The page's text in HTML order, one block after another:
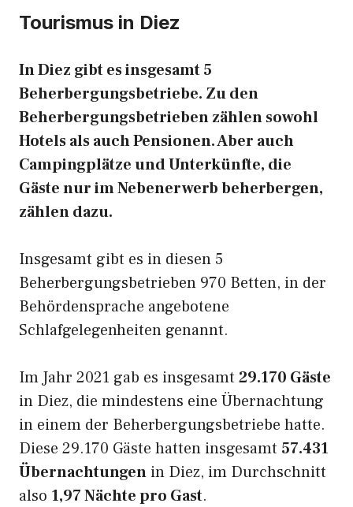
Tourismus in Diez
In Diez gibt es insgesamt 5
Beherbergungsbetriebe. Zu den
Beherbergungsbetrieben zählen sowohl
Hotels als auch Pensionen. Aber auch
Campingplätze und Unterkünfte, die
Gäste nur im Nebenerwerb beherbergen,
zählen dazu.
Insgesamt gibt es in diesen 5
Beherbergungsbetrieben 970 Betten, in der
Behördensprache angebotene
Schlafgelegenheiten genannt.
Im Jahr 2021 gab es insgesamt 29.170 Gäste
in Diez, die mindestens eine Übernachtung
in einem der Beherbergungsbetriebe hatte.
Diese 29.170 Gäste hatten insgesamt 57.431
Übernachtungen in Diez, im Durchschnitt
also 1,97 Nächte pro Gast.